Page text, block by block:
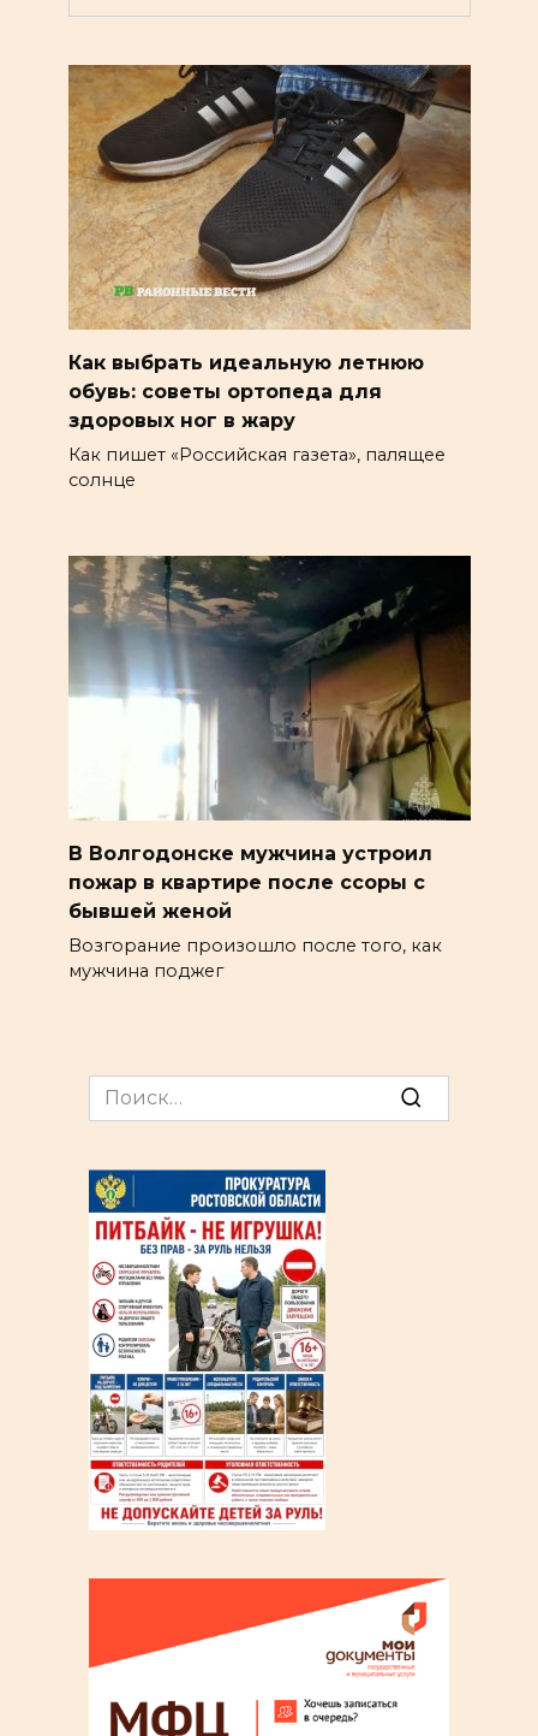
Как выбрать идеальную летнюю
обувь: советы ортопеда для
здоровых ног в жару
Как пишет «Российская газета», палящее
солнце
В Волгодонске мужчина устроил
пожар в квартире после ссоры с
бывшей женой
Возгорание произошло после того, как
мужчина поджег
Search
for: